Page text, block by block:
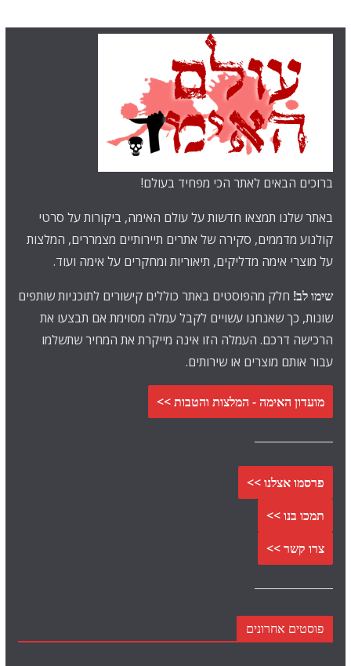
ברוכים הבאים לאתר הכי מפחיד בעולם!
באתר שלנו תמצאו חדשות על עולם האימה, ביקורות על סרטי
קולנוע מדממים, סקירה של אתרים תיירותיים מצמררים, המלצות
על מוצרי אימה מדליקים, תיאוריות ומחקרים על אימה ועוד.
שימו לב! חלק מהפוסטים באתר כוללים קישורים לתוכניות שותפים
שונות, כך שאנחנו עשויים לקבל עמלה מסוימת אם תבצעו את
הרכישה דרכם. העמלה הזו אינה מייקרת את המחיר שתשלמו
עבור אותם מוצרים או שירותים.
מועדון האימה - המלצות והטבות >>
פרסמו אצלנו >>
תמכו בנו >>
צרו קשר >>
פוסטים אחרונים